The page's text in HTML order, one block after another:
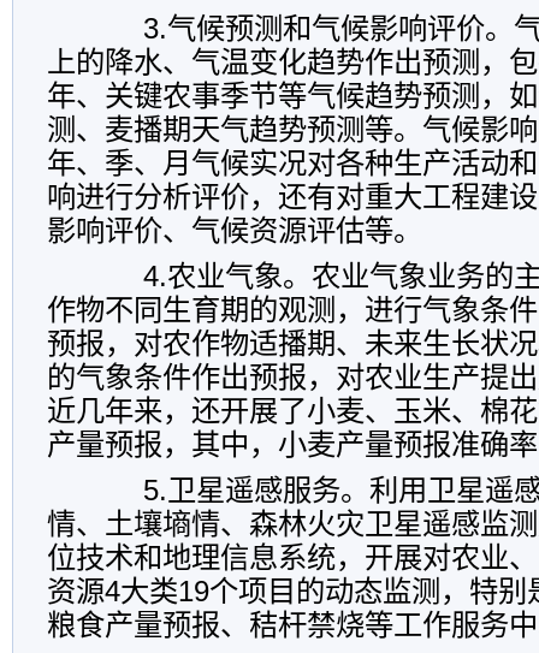
3.气候预测和气候影响评价。气
上的降水、气温变化趋势作出预测，
年、关键农事季节等气候趋势预测，
测、麦播期天气趋势预测等。气候影
年、季、月气候实况对各种生产活动
响进行分析评价，还有对重大工程建
影响评价、气候资源评估等。
4.农业气象。农业气象业务的主
作物不同生育期的观测，进行气象条
预报，对农作物适播期、未来生长状
的气象条件作出预报，对农业生产提
近几年来，还开展了小麦、玉米、棉
产量预报，其中，小麦产量预报准确
5.卫星遥感服务。利用卫星遥感
情、土壤墒情、森林火灾卫星遥感监
位技术和地理信息系统，开展对农业
资源4大类19个项目的动态监测，特别
粮食产量预报、秸杆禁烧等工作服务